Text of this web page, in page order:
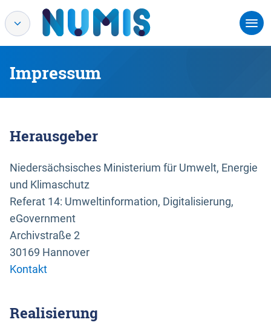
Impressum
Herausgeber
Niedersächsisches Ministerium für Umwelt, Energie
und Klimaschutz
Referat 14: Umweltinformation, Digitalisierung,
eGovernment
Archivstraße 2
30169 Hannover
Kontakt
Realisierung